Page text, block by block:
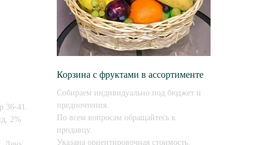
36-41.
2%
Корзина с фруктами в ассортименте
Собираем индивидуально под бюджет и
предпочтения.
По всем вопросам обращайтесь к
продавцу.
Указана ориентировочная стоимость.